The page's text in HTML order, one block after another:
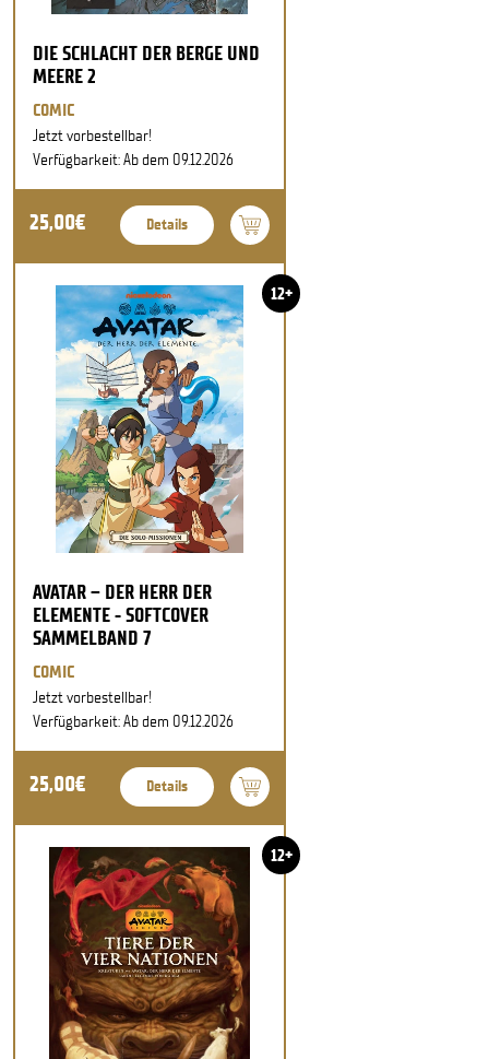
DIE SCHLACHT DER BERGE UND
MEERE 2
COMIC
Jetzt vorbestellbar!
Verfügbarkeit: Ab dem 09.12.2026
25,00€ Details
12+
AVATAR – DER HERR DER
ELEMENTE - SOFTCOVER
SAMMELBAND 7
COMIC
Jetzt vorbestellbar!
Verfügbarkeit: Ab dem 09.12.2026
25,00€ Details
12+